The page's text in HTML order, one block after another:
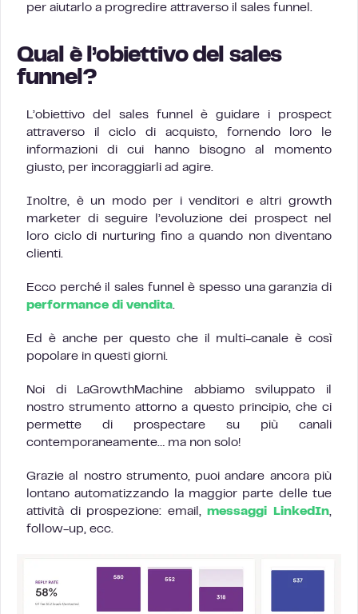
per aiutarlo a progredire attraverso il sales funnel.
Qual è l’obiettivo del sales
funnel?
L’obiettivo del sales funnel è guidare i prospect
attraverso il ciclo di acquisto, fornendo loro le
informazioni di cui hanno bisogno al momento
giusto, per incoraggiarli ad agire.
Inoltre, è un modo per i venditori e altri growth
marketer di seguire l’evoluzione dei prospect nel
loro ciclo di nurturing fino a quando non diventano
clienti.
Ecco perché il sales funnel è spesso una garanzia di
performance di vendita.
Ed è anche per questo che il multi-canale è così
popolare in questi giorni.
Noi di LaGrowthMachine abbiamo sviluppato il
nostro strumento attorno a questo principio, che ci
permette di prospectare su più canali
contemporaneamente… ma non solo!
Grazie al nostro strumento, puoi andare ancora più
lontano automatizzando la maggior parte delle tue
attività di prospezione: email,messaggi LinkedIn,
follow-up, ecc.